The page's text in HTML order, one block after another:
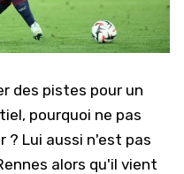
des pistes pour un
pourquoi ne pas
? Lui aussi n'est pas
alors qu'il vient